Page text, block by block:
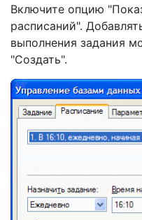
Включите опцию
расписаний".
выполнения задания
"Создать".